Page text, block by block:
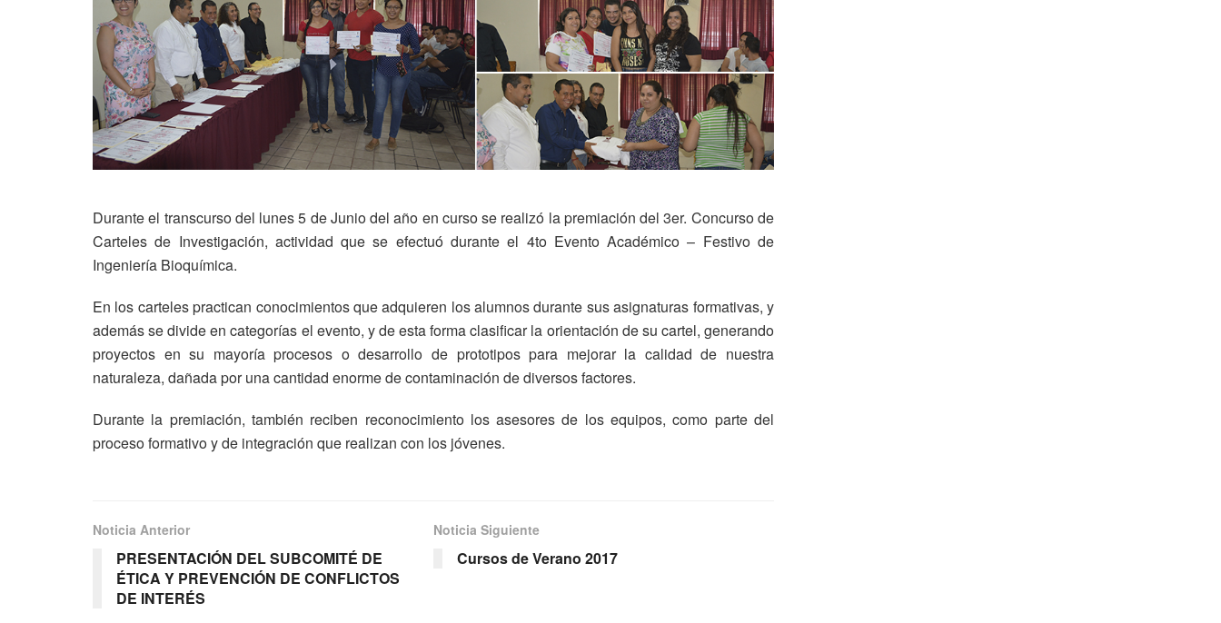
Durante el transcurso del lunes 5 de Junio del año en curso se realizó la premiación del 3er. Concurso de
Carteles de Investigación, actividad que se efectuó durante el 4to Evento Académico – Festivo de
Ingeniería Bioquímica.
En los carteles practican conocimientos que adquieren los alumnos durante sus asignaturas formativas, y
además se divide en categorías el evento, y de esta forma clasificar la orientación de su cartel, generando
proyectos en su mayoría procesos o desarrollo de prototipos para mejorar la calidad de nuestra
naturaleza, dañada por una cantidad enorme de contaminación de diversos factores.
Durante la premiación, también reciben reconocimiento los asesores de los equipos, como parte del
proceso formativo y de integración que realizan con los jóvenes.
Noticia Anterior
PRESENTACIÓN DEL SUBCOMITÉ DE
ÉTICA Y PREVENCIÓN DE CONFLICTOS
DE INTERÉS
Noticia Siguiente
Cursos de Verano 2017